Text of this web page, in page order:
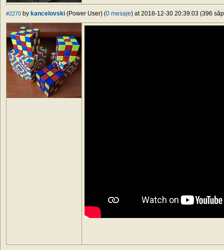
#2270 by kancelovski (Power User) (0 mesaje) at 2018-12-30 20:39:03 (396